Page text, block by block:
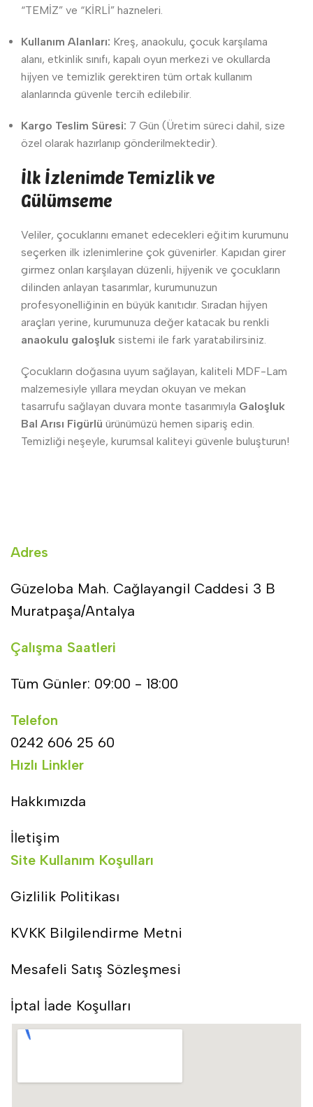
“TEMİZ” ve “KİRLİ” hazneleri.
Kullanım Alanları: Kreş, anaokulu, çocuk karşılama
alanı, etkinlik sınıfı, kapalı oyun merkezi ve okullarda
hijyen ve temizlik gerektiren tüm ortak kullanım
alanlarında güvenle tercih edilebilir.
Kargo Teslim Süresi: 7 Gün (Üretim süreci dahil, size
özel olarak hazırlanıp gönderilmektedir).
İlk İzlenimde Temizlik ve
Gülümseme
Veliler, çocuklarını emanet edecekleri eğitim kurumunu
seçerken ilk izlenimlerine çok güvenirler. Kapıdan girer
girmez onları karşılayan düzenli, hijyenik ve çocukların
dilinden anlayan tasarımlar, kurumunuzun
profesyonelliğinin en büyük kanıtıdır. Sıradan hijyen
araçları yerine, kurumunuza değer katacak bu renkli
anaokulu galoşluk sistemi ile fark yaratabilirsiniz.
Çocukların doğasına uyum sağlayan, kaliteli MDF-Lam
malzemesiyle yıllara meydan okuyan ve mekan
tasarrufu sağlayan duvara monte tasarımıyla Galoşluk
Bal Arısı Figürlü ürünümüzü hemen sipariş edin.
Temizliği neşeyle, kurumsal kaliteyi güvenle buluşturun!
Adres
Güzeloba Mah. Cağlayangil Caddesi 3 B
Muratpaşa/Antalya
Çalışma Saatleri
Tüm Günler: 09:00 - 18:00
Telefon
0242 606 25 60
Hızlı Linkler
Hakkımızda
İletişim
Site Kullanım Koşulları
Gizlilik Politikası
KVKK Bilgilendirme Metni
Mesafeli Satış Sözleşmesi
İptal İade Koşulları